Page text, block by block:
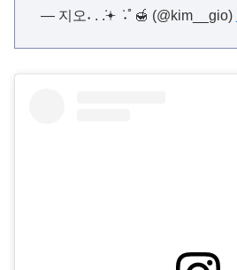
— 지오˖ . ݁.𖥔 ݁ ˖ﾟ🍯 (@kim__gio)